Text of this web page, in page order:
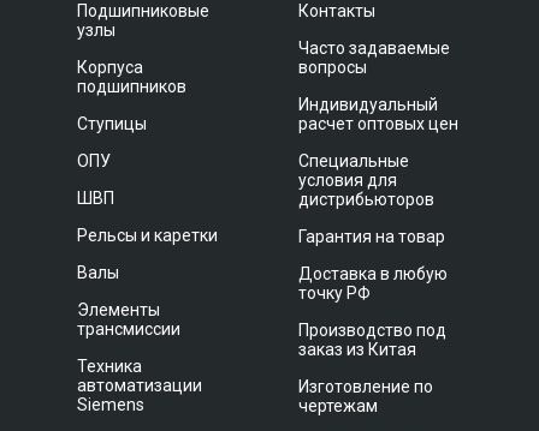
Подшипниковые
узлы
Корпуса
подшипников
Ступицы
ОПУ
ШВП
Рельсы и каретки
Валы
Элементы
трансмиссии
Техника
автоматизации
Siemens
Контакты
Часто задаваемые
вопросы
Индивидуальный
расчет оптовых цен
Специальные
условия для
дистрибьюторов
Гарантия на товар
Доставка в любую
точку РФ
Производство под
заказ из Китая
Изготовление по
чертежам